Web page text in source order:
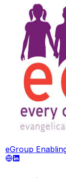
eGroup